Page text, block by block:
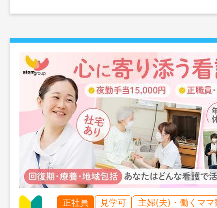
正社員 見学可
主婦(夫)・働くママ